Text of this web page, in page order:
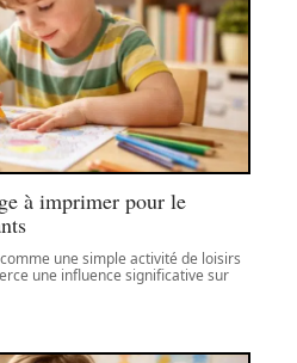
à imprimer pour le
une simple activité de loisirs
une influence significative sur